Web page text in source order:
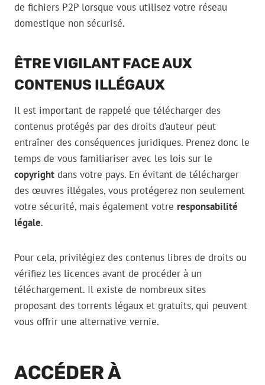
de fichiers P2P lorsque vous utilisez votre réseau
domestique non sécurisé.
ÊTRE VIGILANT FACE AUX
CONTENUS ILLÉGAUX
Il est important de rappelé que télécharger des
contenus protégés par des droits d’auteur peut
entraîner des conséquences juridiques. Prenez donc le
temps de vous familiariser avec les lois sur le
copyright dans votre pays. En évitant de télécharger
des œuvres illégales, vous protégerez non seulement
votre sécurité, mais également votre responsabilité
légale.
Pour cela, privilégiez des contenus libres de droits ou
vérifiez les licences avant de procéder à un
téléchargement. Il existe de nombreux sites
proposant des torrents légaux et gratuits, qui peuvent
vous offrir une alternative vernie.
ACCÉDER À